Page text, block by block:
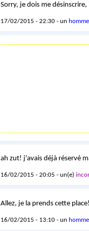
Sorry, je dois me
17/02/2015 - 22:30 - un homme
ah zut! j'avais déjà réservé
16/02/2015 - 20:05 - un(e)
Allez, je la prends cette place!
16/02/2015 - 13:10 - un homme